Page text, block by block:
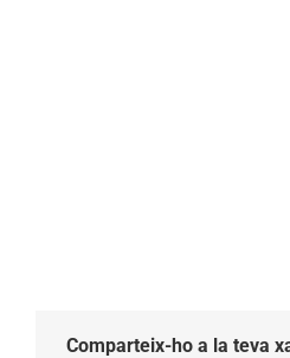
Comparteix-ho a la teva